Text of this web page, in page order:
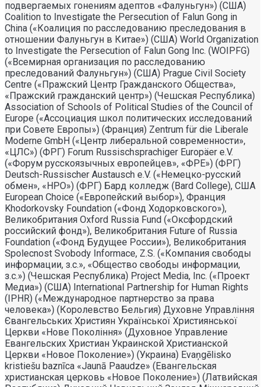
подвергаемых гонениям адептов «Фалуньгун») (США)
Coalition to Investigate the Persecution of Falun Gong in
China («Коалиция по расследованию преследования в
отношении Фалуньгун в Китае») (США) World Organization
to Investigate the Persecution of Falun Gong Inc. (WOIPFG)
(«Всемирная организация по расследованию
преследований Фалуньгун») (США) Prague Civil Society
Centre («Пражский Центр Гражданского Общества»,
«Пражский гражданский центр») (Чешская Республика)
Association of Schools of Political Studies of the Council of
Europe («Ассоциация школ политических исследований
при Совете Европы») (Франция) Zentrum für die Liberale
Moderne GmbH («Центр либеральной современности»,
«ЦЛС») (ФРГ) Forum Russischsprachiger Europäer e.V.
(«Форум русскоязычных европейцев», «ФРЕ») (ФРГ)
Deutsch-Russischer Austausch e.V. («Немецко-русский
обмен», «НРО») (ФРГ) Бард колледж (Bard College), США
European Choice («Европейский выбор»), Франция
Khodorkovsky Foundation («Фонд Ходорковского»),
Великобритания Oxford Russia Fund («Оксфордский
российский фонд»), Великобритания Future of Russia
Foundation («Фонд Будущее России»), Великобритания
Spolecnost Svobody Informace, Z.S. («Компания свободы
информации, з.с.», «Общество свободы информации,
з.с.») (Чешская Республика) Project Media, Inc. («Проект
Медиа») (США) International Partnership for Human Rights
(IPHR) («Международное партнерство за права
человека») (Королевство Бельгия) Духовне Управлiння
Євангельських Християн Української Християнської
Церкви «Нове Поколiння» (Духовное Управление
Евангельских Христиан Украинской Христианской
Церкви «Новое Поколение») (Украина) Evaņgēlisko
kristiešu baznīca «Jaunā Paaudze» (Евангельская
христианская церковь «Новое Поколение») (Латвийская